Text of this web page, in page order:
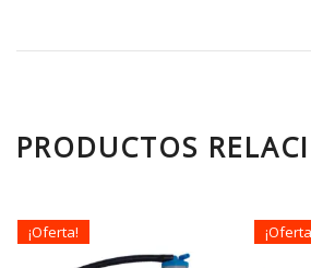
PRODUCTOS
¡Oferta!